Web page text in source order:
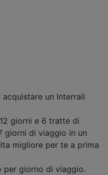
un Interrail
giorni e 6 tratte di
giorni di viaggio in un
migliore per te a prima
per giorno di viaggio.